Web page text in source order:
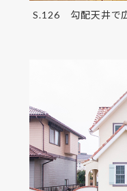
S.126 勾配天井で